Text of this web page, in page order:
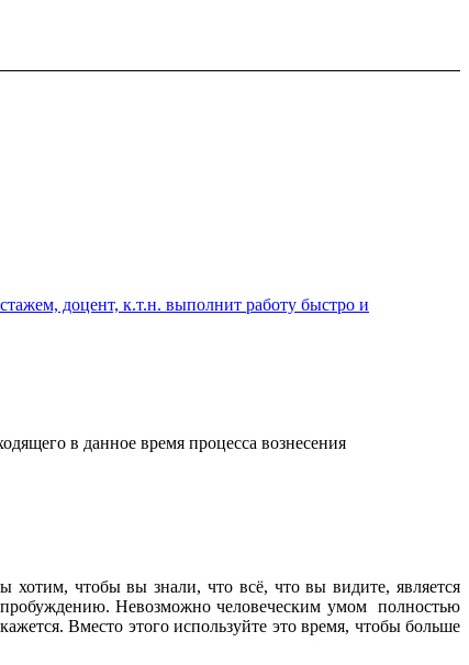
доцент, к.т.н. выполнит работу быстро и
в данное время процесса вознесения
хотим, чтобы вы знали, что всё, что вы видите, является
пробуждению. Невозможно человеческим умом полностью
Вместо этого используйте это время, чтобы больше